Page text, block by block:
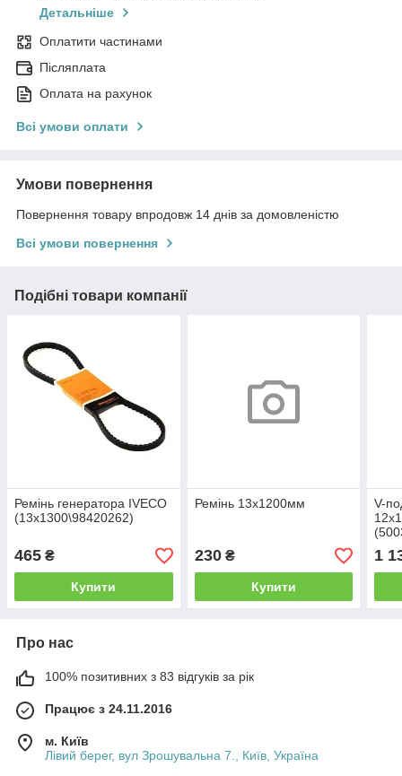
Детальніше
Оплатити частинами
Післяплата
Оплата на рахунок
Всі умови оплати
Умови повернення
Повернення товару впродовж 14 днів за домовленістю
Всі умови повернення
Подібні товари компанії
Ремінь генератора IVECO
(13x1300\98420262)
465 ₴
Купити
Ремінь 13х1200мм
230₴
Купити
V-
1
Про нас
100% позитивних з 83 відгуків за рік
Працює з 24.11.2016
м. Київ
Лівий берег, вул Зрошувальна 7., Київ, Україна